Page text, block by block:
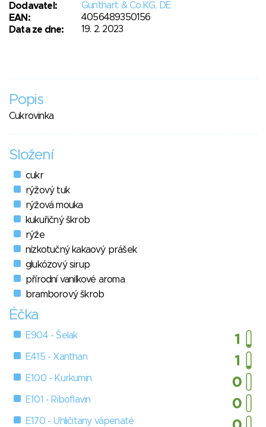
Dodavatel:
Gunthart & Co.KG, DE
EAN:
4056489350156
Data ze dne:
19. 2. 2023
Popis
Cukrovinka
Složení
cukr
rýžový tuk
rýžová mouka
kukuřičný škrob
rýže
nízkotučný kakaový prášek
glukózový sirup
přírodní vanilkové aroma
bramborový škrob
Éčka
E904 - Šelak
E415 - Xanthan
E100 - Kurkumin
E101 - Riboflavin
E170 - Uhličitany vápenaté